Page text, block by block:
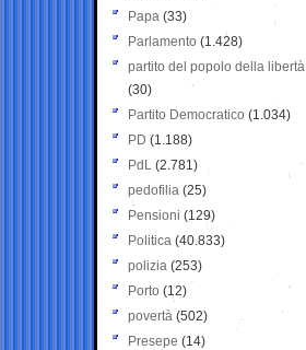
Papa (33)
Parlamento (1.428)
partito del popolo della libertà
(30)
Partito Democratico (1.034)
PD (1.188)
PdL (2.781)
pedofilia (25)
Pensioni (129)
Politica (40.833)
polizia (253)
Porto (12)
povertà (502)
Presepe (14)